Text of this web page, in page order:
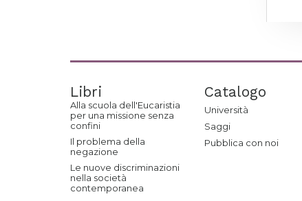
Libri
Alla scuola dell'Eucaristia
per una missione senza
confini
Il problema della
negazione
Le nuove discriminazioni
nella società
contemporanea
Catalogo
Università
Saggi
Pubblica con noi